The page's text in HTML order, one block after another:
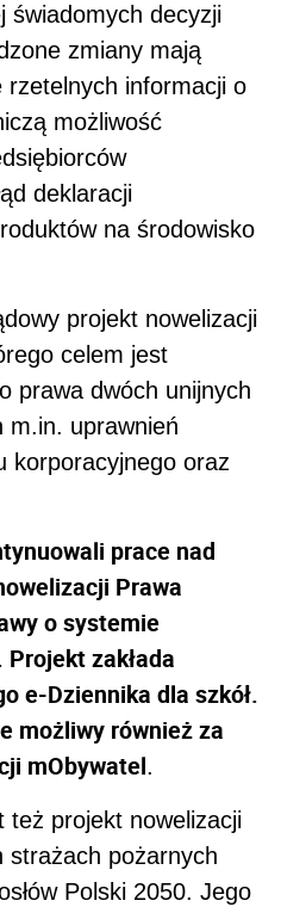
świadomych decyzji
zmiany mają
rzetelnych informacji o
możliwość
deklaracji
na środowisko
projekt nowelizacji
celem jest
prawa dwóch unijnych
m.in. uprawnień
korporacyjnego oraz
prace nad
Prawa
o systemie
zakłada
e-Dziennika dla szkół.
możliwy również za
mObywatel.
też projekt nowelizacji
strażach pożarnych
Polski 2050. Jego